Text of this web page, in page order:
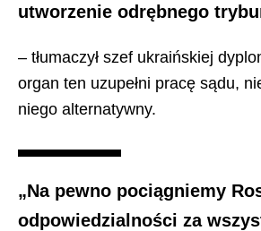
utworzenie odrębnego
– tłumaczył szef ukraińskiej
organ ten uzupełni pracę sądu,
niego alternatywny.
„Na pewno pociągniemy
odpowiedzialności za